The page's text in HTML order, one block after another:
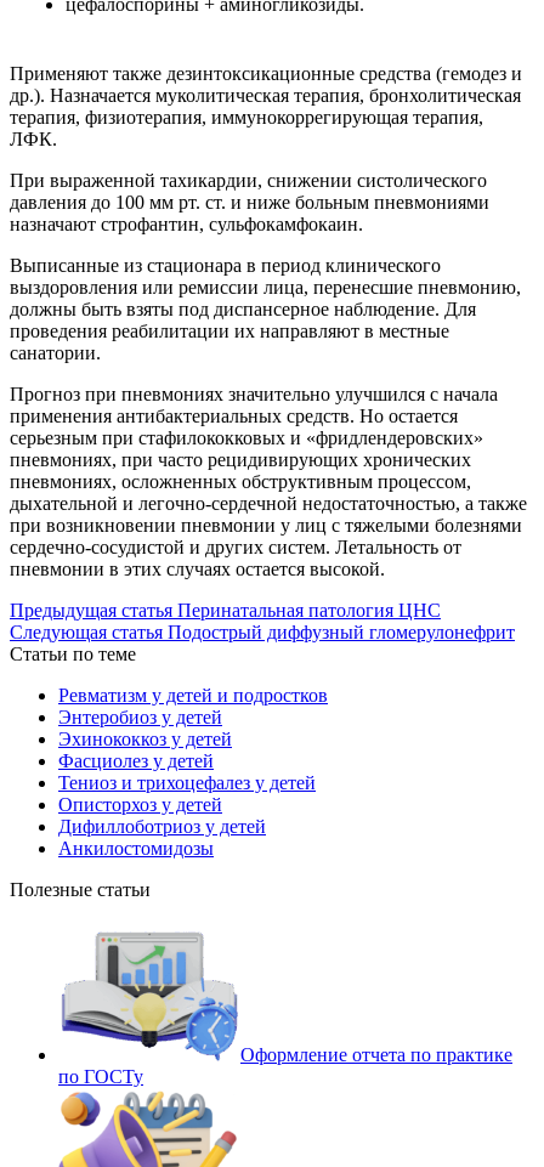
цефалоспорины + аминогликозиды.
Применяют также дезинтоксикационные средства (гемодез и
др.). Назначается муколитическая терапия, бронхолитическая
терапия, физиотерапия, иммунокоррегирующая терапия,
ЛФК.
При выраженной тахикардии, снижении систолического
давления до 100 мм рт. ст. и ниже больным пневмониями
назначают строфантин, сульфокамфокаин.
Выписанные из стационара в период клинического
выздоровления или ремиссии лица, перенесшие пневмонию,
должны быть взяты под диспансерное наблюдение. Для
проведения реабилитации их направляют в местные
санатории.
Прогноз при пневмониях значительно улучшился с начала
применения антибактериальных средств. Но остается
серьезным при стафилококковых и «фридлендеровских»
пневмониях, при часто рецидивирующих хронических
пневмониях, осложненных обструктивным процессом,
дыхательной и легочно-сердечной недостаточностью, а также
при возникновении пневмонии у лиц с тяжелыми болезнями
сердечно-сосудистой и других систем. Летальность от
пневмонии в этих случаях остается высокой.
Предыдущая статья Перинатальная патология ЦНС
Следующая статья Подострый диффузный гломерулонефрит
Статьи по теме
Ревматизм у детей и подростков
Энтеробиоз у детей
Эхинококкоз у детей
Фасциолез у детей
Тениоз и трихоцефалез у детей
Описторхоз у детей
Дифиллоботриоз у детей
Анкилостомидозы
Полезные статьи
Оформление отчета по практике
по ГОСТу